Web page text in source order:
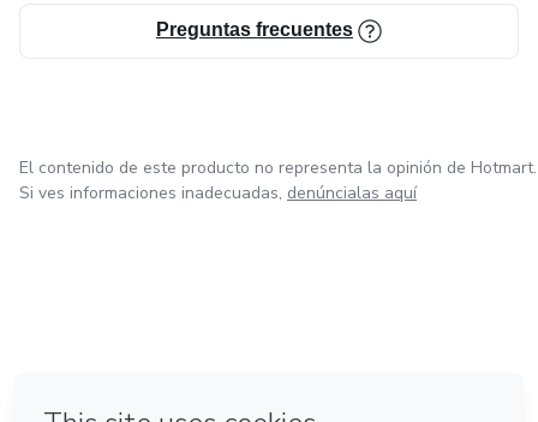
Preguntas frecuentes
El contenido de este producto no representa la opinión de Hotmart.
Si ves informaciones inadecuadas, denúncialas aquí
en Ciudad de México